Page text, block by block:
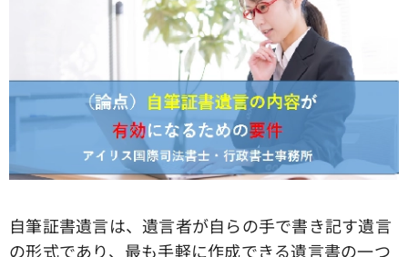
自筆証書遺言は、遺言者が自らの手で書き記す遺言
の形式であり、最も手軽に作成できる遺言書の一つ